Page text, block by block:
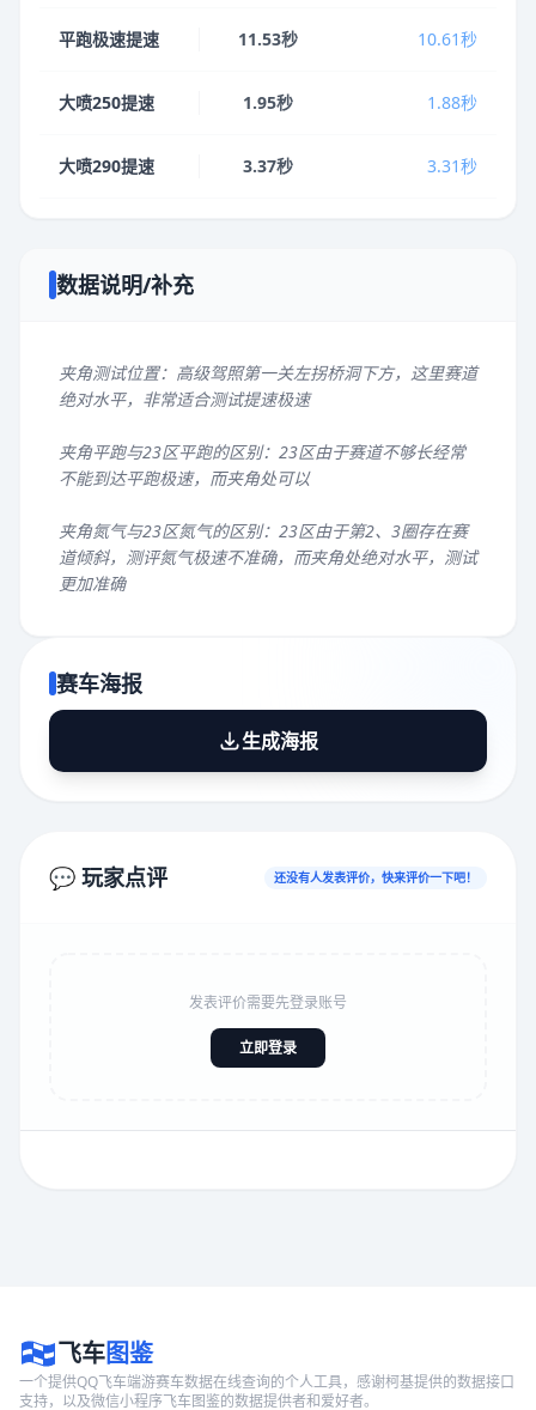
平跑极速提速 11.53秒 10.61秒
大喷250提速 1.95秒 1.88秒
大喷290提速 3.37秒 3.31秒
数据说明/补充
夹角测试位置：高级驾照第一关左拐桥洞下方，这里赛道
绝对水平，非常适合测试提速极速
夹角平跑与23区平跑的区别：23区由于赛道不够长经常
不能到达平跑极速，而夹角处可以
夹角氮气与23区氮气的区别：23区由于第2、3圈存在赛
道倾斜，测评氮气极速不准确，而夹角处绝对水平，测试
更加准确
赛车海报
生成海报
💬 玩家点评 还没有人发表评价，快来评价一下吧！
发表评价需要先登录账号
立即登录
飞车图鉴
一个提供QQ飞车端游赛车数据在线查询的个人工具，感谢柯基提供的数据接口
支持，以及微信小程序飞车图鉴的数据提供者和爱好者。